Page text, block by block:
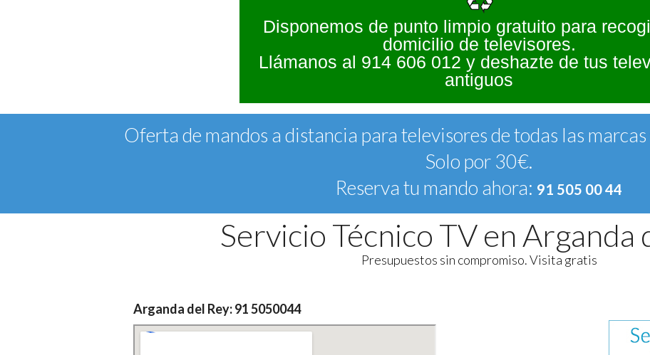
Disponemos de punto limpio gratuito para
domicilio de televisores.
Llámanos al 914 606 012 y deshazte de tus
antiguos
Oferta de mandos a distancia para televisores de todas las
Solo por 30€.
Reserva tu mando ahora: 91 505 00 44
Servicio Técnico TV en Arganda
Presupuestos sin compromiso. Visita gratis
Arganda del Rey: 91 5050044